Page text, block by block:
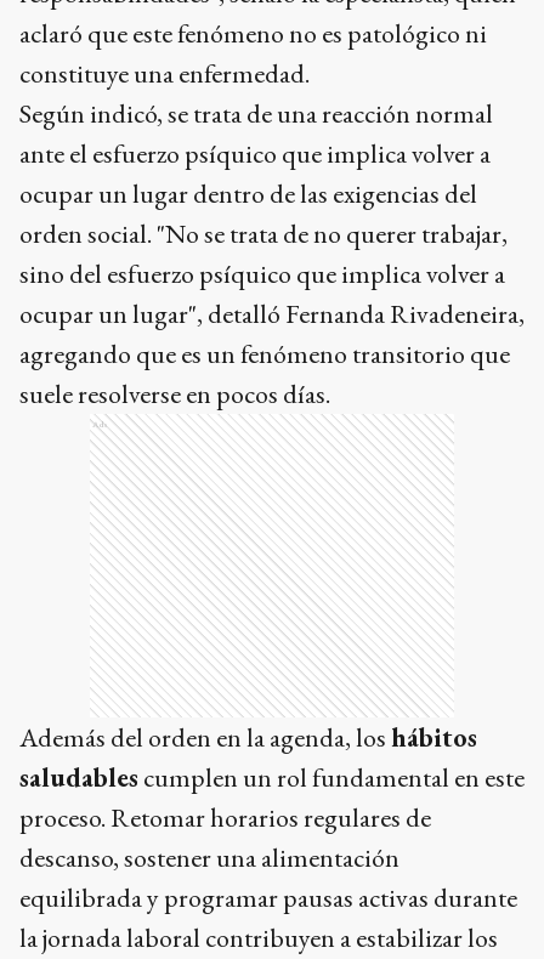
aclaró que este fenómeno no es patológico ni
constituye una enfermedad.
Según indicó, se trata de una reacción normal
ante el esfuerzo psíquico que implica volver a
ocupar un lugar dentro de las exigencias del
orden social. "No se trata de no querer trabajar,
sino del esfuerzo psíquico que implica volver a
ocupar un lugar", detalló Fernanda Rivadeneira,
agregando que es un fenómeno transitorio que
suele resolverse en pocos días.
Ads
Además del orden en la agenda, loshábitos
saludables cumplen un rol fundamental en este
proceso. Retomar horarios regulares de
descanso, sostener una alimentación
equilibrada y programar pausas activas durante
la jornada laboral contribuyen a estabilizar los